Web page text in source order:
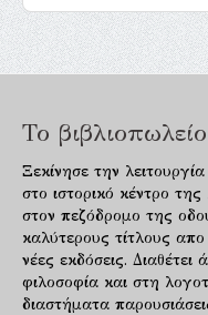
Το
Ξεκίνησε την
στο ιστορικό κέντρο
στον πεζόδρομο της
καλύτερους τίτλους απο
νέες εκδόσεις.
φιλοσοφία και στη
διαστήματα